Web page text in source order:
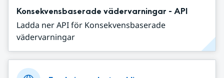
Konsekvensbaserade vädervarningar - API
Ladda ner API för Konsekvensbaserade
vädervarningar